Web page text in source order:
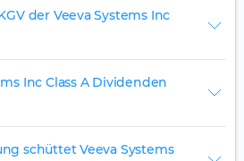
der Veeva Systems Inc
Inc Class A Dividenden
schüttet Veeva Systems